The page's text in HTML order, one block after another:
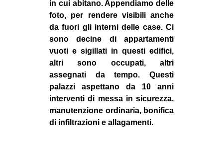
in cui abitano. Appendiamo delle
foto, per rendere visibili anche
da fuori gli interni delle case. Ci
sono decine di appartamenti
vuoti e sigillati in questi edifici,
altri sono occupati, altri
assegnati da tempo. Questi
palazzi aspettano da 10 anni
interventi di messa in sicurezza,
manutenzione ordinaria, bonifica
di infiltrazioni e allagamenti.